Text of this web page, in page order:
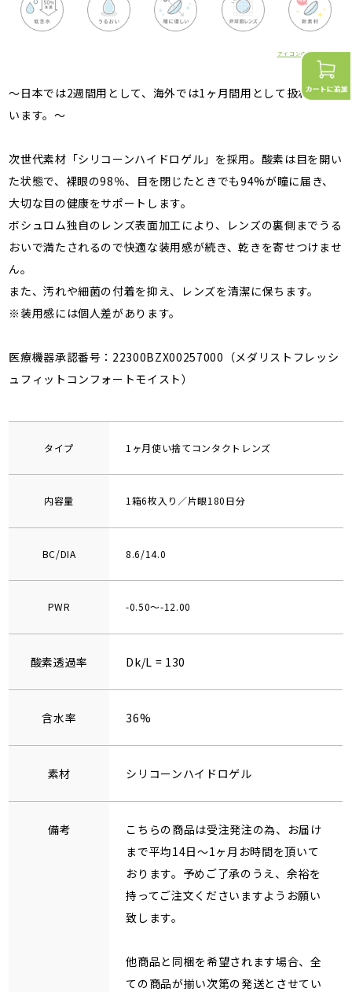
アイコンの詳細はこちら
～日本では2週間用として、海外では1ヶ月間用として扱われて
います。～
次世代素材「シリコーンハイドロゲル」を採用。酸素は目を開い
た状態で、裸眼の98％、目を閉じたときでも94%が瞳に届き、
大切な目の健康をサポートします。
ボシュロム独自のレンズ表面加工により、レンズの裏側までうる
おいで満たされるので快適な装用感が続き、乾きを寄せつけませ
ん。
また、汚れや細菌の付着を抑え、レンズを清潔に保ちます。
※装用感には個人差があります。
医療機器承認番号：22300BZX00257000（メダリストフレッシ
ュフィットコンフォートモイスト）
タイプ 1ヶ月使い捨てコンタクトレンズ
内容量 1箱6枚入り／片眼180日分
BC/DIA 8.6/14.0
PWR -0.50～-12.00
酸素透過率 Dk/L = 130
含水率 36%
素材 シリコーンハイドロゲル
備考
こちらの商品は受注発注の為、お届け
まで平均14日～1ヶ月お時間を頂いて
おります。予めご了承のうえ、余裕を
持ってご注文くださいますようお願い
致します。
他商品と同梱を希望されます場合、全
ての商品が揃い次第の発送とさせてい